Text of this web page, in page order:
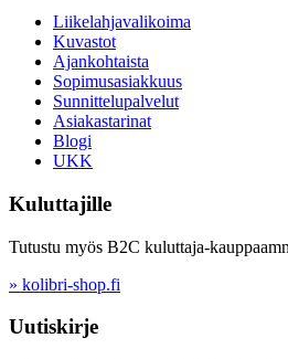
Liikelahjavalikoima
Kuvastot
Ajankohtaista
Sopimusasiakkuus
Sunnittelupalvelut
Asiakastarinat
Blogi
UKK
Kuluttajille
Tutustu myös B2C kuluttaja-
» kolibri-shop.fi
Uutiskirje